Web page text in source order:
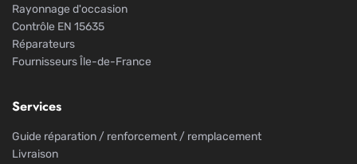
Rayonnage d'occasion
Contrôle EN 15635
Réparateurs
Fournisseurs Île-de-France
Services
Guide réparation / renforcement / remplacement
Livraison